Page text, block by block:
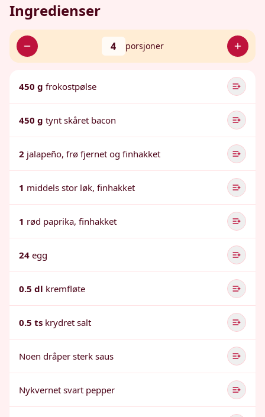
Ingredienser
4 porsjoner
450 g frokostpølse
450 g tynt skåret bacon
2 jalapeño, frø fjernet og finhakket
1 middels stor løk, finhakket
1 rød paprika, finhakket
24 egg
0.5 dl kremfløte
0.5 ts krydret salt
Noen dråper sterk saus
Nykvernet svart pepper